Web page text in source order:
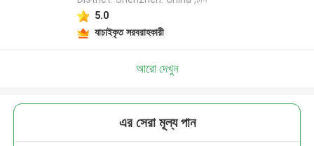
5.0
যাচাইকৃত সরবরাহকারী
আরো দেখুন
এর সেরা মূল্য পান